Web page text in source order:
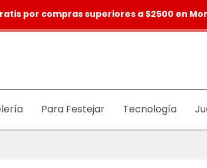
por compras superiores a $2500 en
Para Festejar Tecnología